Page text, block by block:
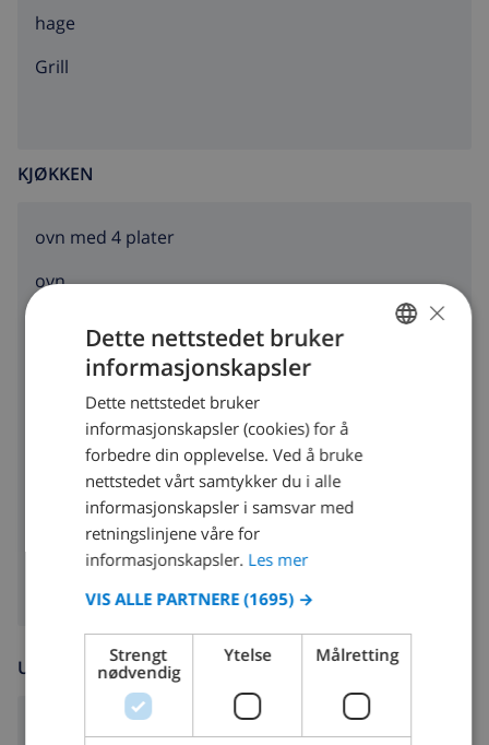
hage
grill
KJØKKEN
ovn med 4 plater
ovn
mikrobølgeovn
kjøleskap
brødrister
oppvaskmaskin
vaskemaskin
UNDERHOLDNING
Satelitt tv
FRENCH
SPANISH
GERMAN
DANISH
NORWEGIAN
×
Dette nettstedet bruker
informasjonskapsler
Dette nettstedet bruker
informasjonskapsler (cookies) for å
forbedre din opplevelse. Ved å bruke
nettstedet vårt samtykker du i alle
informasjonskapsler i samsvar med
retningslinjene våre for
informasjonskapsler. Les mer
VIS ALLE PARTNERE (1695) →
Strengt
nødvendig
Ytelse Målretting